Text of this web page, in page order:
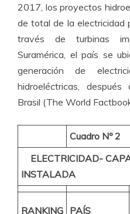
2017, los proyectos
de total de la electricidad
través de turbinas
Suramérica, el país se
generación de
hidroeléctricas,
Brasil (The World
Cuadro Nº 2
ELECTRICIDAD-
INSTALADA
RANKING PAÍS